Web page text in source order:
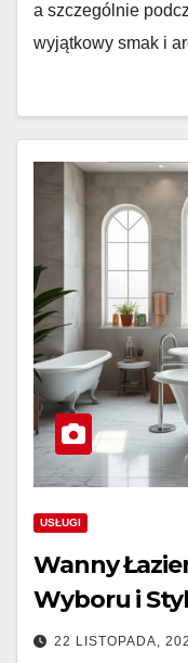
a szczególnie
wyjątkowy smak i
USŁUGI
Wanny
Wyboru i
22 LISTOPADA,